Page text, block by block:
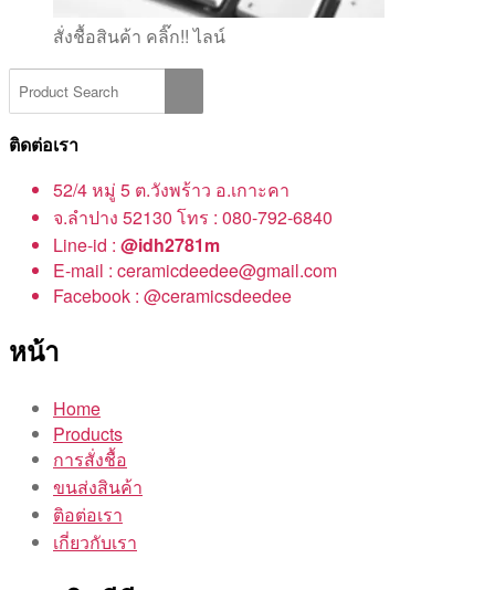
สั่งชื้อสินค้า คลิ๊ก!! ไลน์
ติดต่อเรา
52/4 หมู่ 5 ต.วังพร้าว อ.เกาะคา
จ.ลำปาง 52130 โทร : 080-792-6840
Line-id : @idh2781m
E-mail : ceramicdeedee@gmail.com
Facebook : @ceramicsdeedee
หน้า
Home
Products
การสั่งชื้อ
ขนส่งสินค้า
ติอต่อเรา
เกี่ยวกับเรา